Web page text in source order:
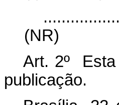
(NR)
Art. 2º Esta
publicação.